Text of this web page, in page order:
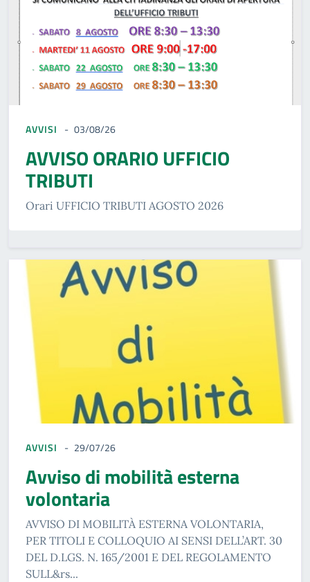
AVVISI 03/08/26
AVVISO ORARIO UFFICIO
TRIBUTI
Orari UFFICIO TRIBUTI AGOSTO 2026
AVVISI 29/07/26
Avviso di mobilità esterna
volontaria
AVVISO DI MOBILITÀ ESTERNA VOLONTARIA,
PER TITOLI E COLLOQUIO AI SENSI DELL’ART. 30
DEL D.LGS. N. 165/2001 E DEL REGOLAMENTO
SULL&rs...